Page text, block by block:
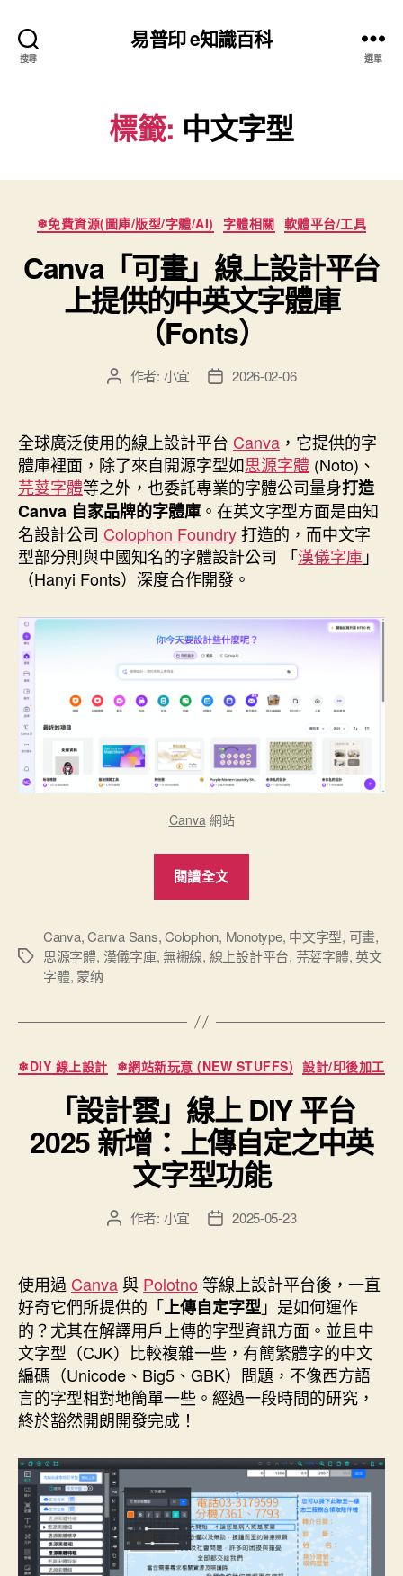
搜尋
易普印 e知識百科
選單
標籤: 中文字型
分
類
❄免費資源(圖庫/版型/字體/AI) 字體相關 軟體平台/工具
Canva「可畫」線上設計平台
上提供的中英文字體庫
（Fonts）
文
者
作者: 小宜
文
佈
日
期
2026-02-06
全球廣泛使用的線上設計平台 Canva ，它提供的字
體庫裡面，除了來自開源字型如思源字體 (Noto)、
芫荽字體等之外，也委託專業的字體公司量身打造
Canva 自家品牌的字體庫 。在英文字型方面是由知
名設計公司 Colophon Foundry打造的，而中文字
型部分則與中國知名的字體設計公司 「漢儀字庫」
（Hanyi Fonts）深度合作開發。
Canva 網站
閱讀全文
上
設
上
提
供
的
中
英
字
庫
（Fonts）”
標
Canva,Canva Sans,Colophon, Monotype, 中文字型, 可畫,
思源字體, 漢儀字庫,無襯線, 線上設計平台, 芫荽字體,英文
字體, 蒙纳
分
類
❄DIY 線上設計 ❄網站新玩意 (NEW STUFFS) 設計/印後加工
「設計雲」線上 DIY 平台
2025 新增：上傳自定之中英
文字型功能
文
者
作者: 小宜
文
佈
日
期
2025-05-23
使用過 Canva與 Polotno 等線上設計平台後，一直
好奇它們所提供的「上傳自定字型」是如何運作
的？尤其在解譯用戶上傳的字型資訊方面。並且中
文字型（CJK）比較複雜一些，有簡繁體字的中文
編碼（Unicode、Big5、GBK）問題，不像西方語
言的字型相對地簡單一些。經過一段時間的研究，
終於豁然開朗開發完成！